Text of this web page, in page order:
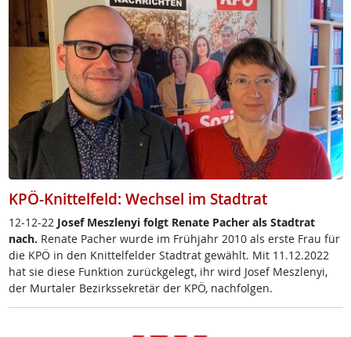
KPÖ-Knittelfeld: Wechsel im Stadtrat
12-12-22 Jo­sef Mesz­le­nyi folgt Re­na­te Pa­cher als Stadt­rat
nach. Re­na­te Pa­cher wur­de im Früh­jahr 2010 als ers­te Frau für
die KPÖ in den Knit­tel­fel­der Stadt­rat ge­wählt. Mit 11.12.2022
hat sie die­se Funk­ti­on zu­rück­ge­legt, ihr wird Jo­sef Mesz­le­nyi,
der Mur­ta­ler Be­zirks­se­k­re­tär der KPÖ, nach­fol­gen.